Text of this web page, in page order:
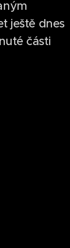
ještě dnes
části